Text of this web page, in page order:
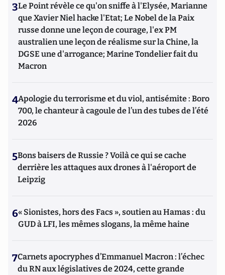
3Le Point révèle ce qu'on sniffe à l'Elysée, Marianne
que Xavier Niel hacke l'Etat; Le Nobel de la Paix
russe donne une leçon de courage, l'ex PM
australien une leçon de réalisme sur la Chine, la
DGSE une d'arrogance; Marine Tondelier fait du
Macron
4Apologie du terrorisme et du viol, antisémite : Boro
700, le chanteur à cagoule de l’un des tubes de l’été
2026
5Bons baisers de Russie ? Voilà ce qui se cache
derrière les attaques aux drones à l'aéroport de
Leipzig
6« Sionistes, hors des Facs », soutien au Hamas : du
GUD à LFI, les mêmes slogans, la même haine
7Carnets apocryphes d’Emmanuel Macron : l’échec
du RN aux législatives de 2024, cette grande